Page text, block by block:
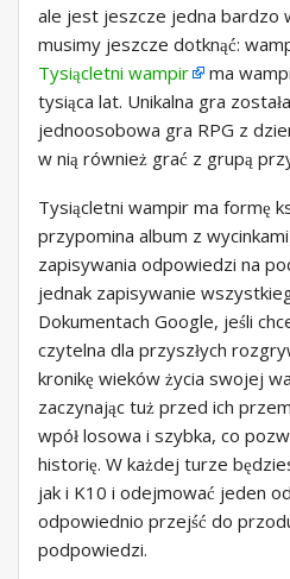
ale jest jeszcze jedna bardzo
musimy jeszcze dotknąć:
Tysiącletni wampir
ma
tysiąca lat. Unikalna gra
jednoosobowa gra RPG z
w nią również grać z grupą
Tysiącletni wampir ma formę
przypomina album z
zapisywania odpowiedzi na
jednak zapisywanie
Dokumentach Google, jeśli
czytelna dla przyszłych
kronikę wieków życia swojej
zaczynając tuż przed ich
wpół losowa i szybka, co
historię. W każdej turze
jak i K10 i odejmować jeden
odpowiednio przejść do
podpowiedzi.